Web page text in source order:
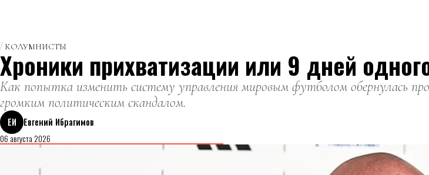
КОЛУМНИСТЫ
Хроники прихватизации или 9 дней
Как попытка изменить систему управления мировым футболом обернулась
громким политическим скандалом.
ЕИ
Евгений Ибрагимов
06 августа 2026